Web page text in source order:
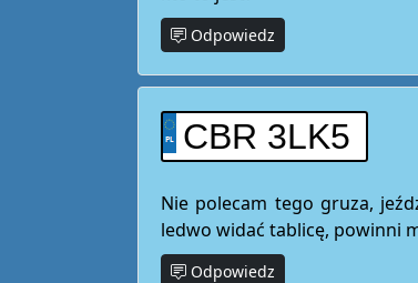
Odpowiedz
CBR 3LK5
Nie polecam tego gruza,
ledwo widać tablicę, powinni
Odpowiedz